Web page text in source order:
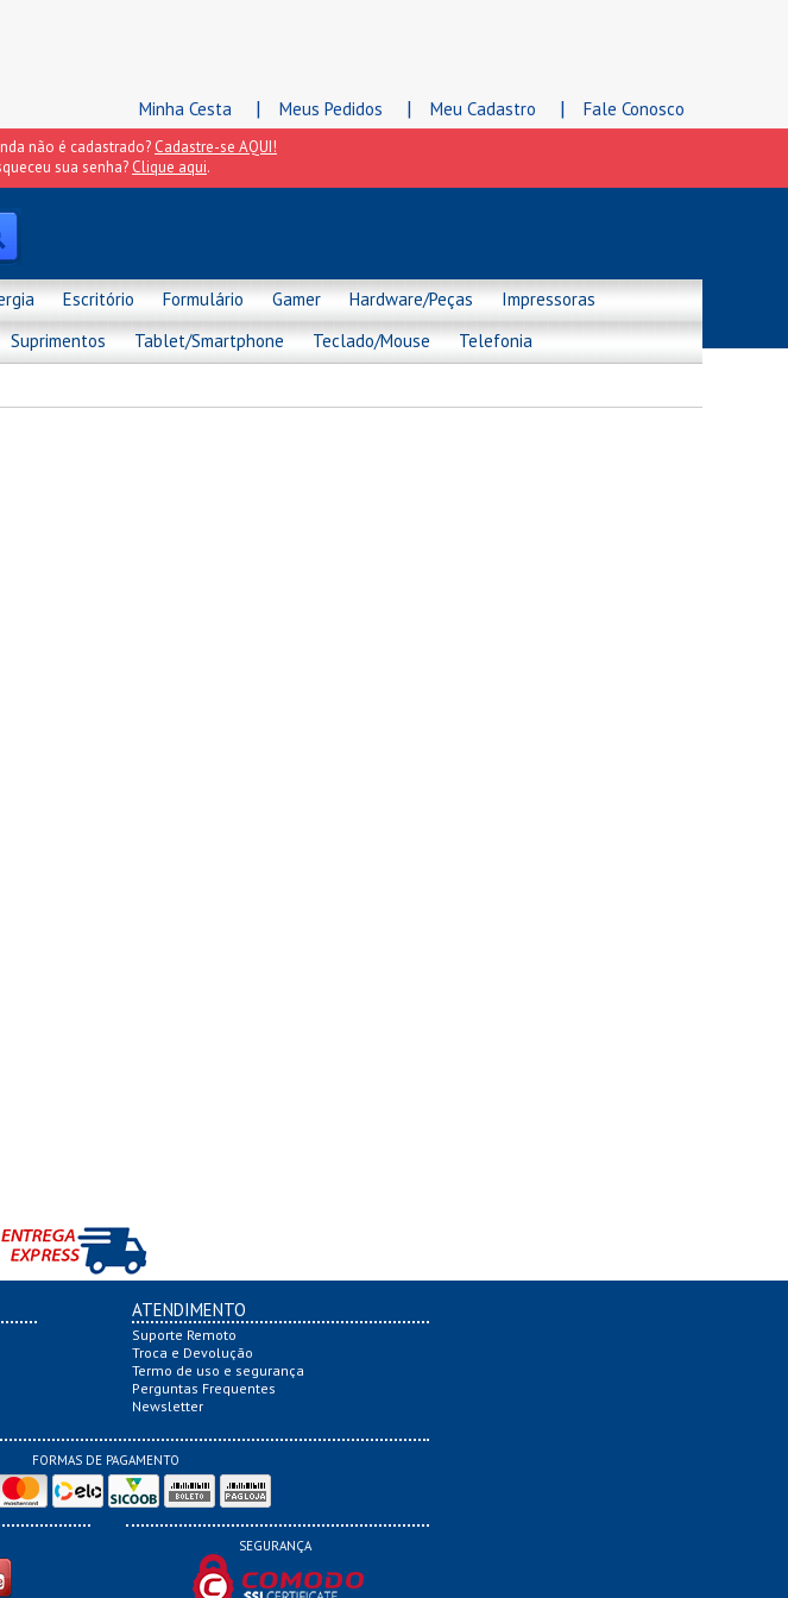
Minha Cesta | Meus Pedidos | Meu Cadastro | Fale Conosco
não é cadastrado? Cadastre-se AQUI!
sua senha? Clique aqui.
Escritório Formulário Gamer Hardware/Peças
Impressoras
Suprimentos Tablet/Smartphone Teclado/Mouse Telefonia
ATENDIMENTO
Suporte Remoto
Troca e Devolução
Termo de uso e segurança
Perguntas Frequentes
Newsletter
FORMAS DE PAGAMENTO
SEGURANÇA